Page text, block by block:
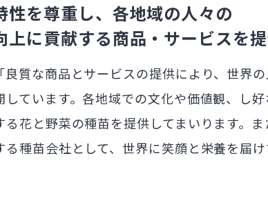
性を尊重し、各地域の人々の
に貢献する商品・サービスを提
良質な商品とサービスの提供により、世界
ています。各地域での文化や価値観、し
花と野菜の種苗を提供してまいります。
種苗会社として、世界に笑顔と栄養を届け